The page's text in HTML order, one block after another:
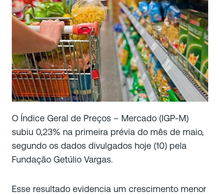
O Índice Geral de Preços – Mercado (IGP-M)
subiu 0,23% na primeira prévia do mês de maio,
segundo os dados divulgados hoje (10) pela
Fundação Getúlio Vargas.
Esse resultado evidencia um crescimento menor